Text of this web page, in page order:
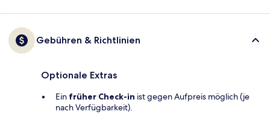
Gebühren & Richtlinien
Optionale Extras
Ein früher Check-in ist gegen Aufpreis möglich (je
nach Verfügbarkeit).